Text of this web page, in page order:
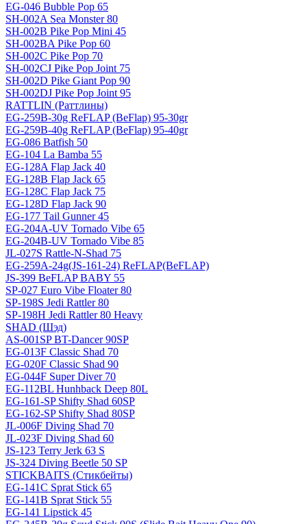
EG-046 Bubble Pop 65
SH-002A Sea Monster 80
SH-002B Pike Pop Mini 45
SH-002BA Pike Pop 60
SH-002C Pike Pop 70
SH-002CJ Pike Pop Joint 75
SH-002D Pike Giant Pop 90
SH-002DJ Pike Pop Joint 95
RATTLIN (Раттлины)
EG-259B-30g ReFLAP (BeFlap) 95-30gr
EG-259B-40g ReFLAP (BeFlap) 95-40gr
EG-086 Batfish 50
EG-104 La Bamba 55
EG-128A Flap Jack 40
EG-128B Flap Jack 65
EG-128C Flap Jack 75
EG-128D Flap Jack 90
EG-177 Tail Gunner 45
EG-204A-UV Tornado Vibe 65
EG-204B-UV Tornado Vibe 85
JL-027S Rattle-N-Shad 75
EG-259A-24g(JS-161-24) ReFLAP(BeFLAP)
JS-399 BeFLAP BABY 55
SP-027 Euro Vibe Floater 80
SP-198S Jedi Rattler 80
SP-198H Jedi Rattler 80 Heavy
SHAD (Шэд)
AS-001SP BT-Dancer 90SP
EG-013F Classic Shad 70
EG-020F Classic Shad 90
EG-044F Super Diver 70
EG-112BL Hunhback Deep 80L
EG-161-SP Shifty Shad 60SP
EG-162-SP Shifty Shad 80SP
JL-006F Diving Shad 70
JL-023F Diving Shad 60
JS-123 Terry Jerk 63 S
JS-324 Diving Beetle 50 SP
STICKBAITS (Стикбейты)
EG-141C Sprat Stick 65
EG-141B Sprat Stick 55
EG-141 Lipstick 45